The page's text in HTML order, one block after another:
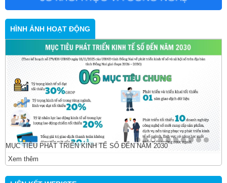
HÌNH ẢNH HOẠT ĐỘNG
MỤC TIÊU PHÁT TRIỂN KINH TẾ SỐ ĐẾN NĂM 2030
Xem thêm